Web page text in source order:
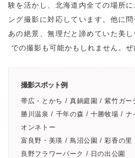
験を活かし、北海道内全ての場所
ング撮影に対応しています。他に
あの絶景、無理だと諦めていた美
での撮影も可能かもしれません。ぜ
撮影スポット例
帯広・とかち / 真鍋庭園 / 紫竹ガ
勝川温泉 / 千年の森 / 十勝牧場 /
オンネトー
富良野・美瑛 / 鳥沼公園 / 彩香の
良野フラワーパーク / 日の出公園